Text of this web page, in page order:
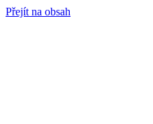
Přejít na obsah